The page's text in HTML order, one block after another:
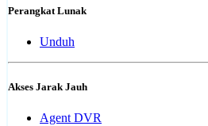
Perangkat Lunak
Unduh
Akses Jarak Jauh
Agent DVR